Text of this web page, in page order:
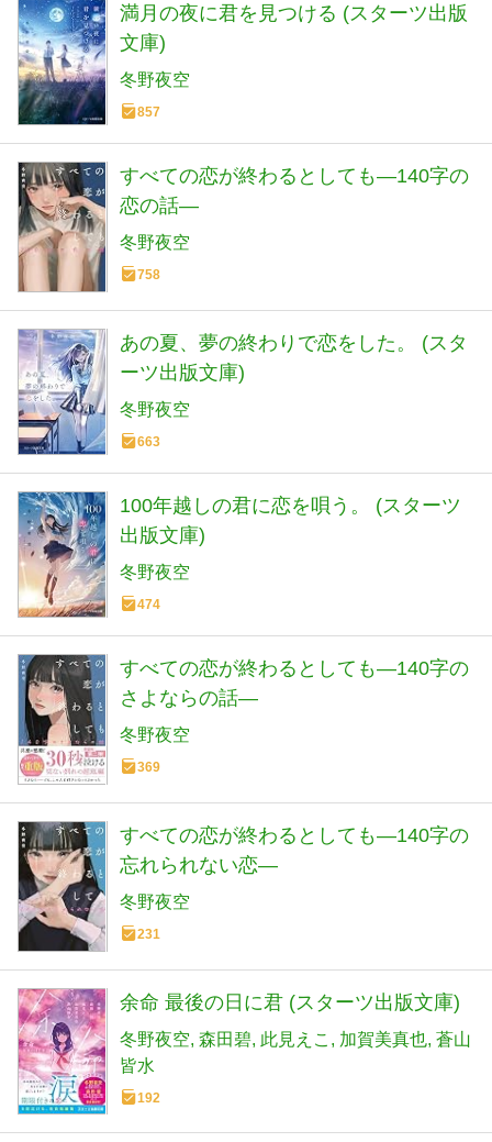
満月の夜に君を見つける (スターツ出版
文庫)
冬野夜空
857
すべての恋が終わるとしても―140字の
恋の話―
冬野夜空
758
あの夏、夢の終わりで恋をした。 (スタ
ーツ出版文庫)
冬野夜空
663
100年越しの君に恋を唄う。 (スターツ
出版文庫)
冬野夜空
474
すべての恋が終わるとしても―140字の
さよならの話―
冬野夜空
369
すべての恋が終わるとしても―140字の
忘れられない恋―
冬野夜空
231
余命 最後の日に君 (スターツ出版文庫)
冬野夜空 森田碧 此見えこ 加賀美真也 蒼山
皆水
192